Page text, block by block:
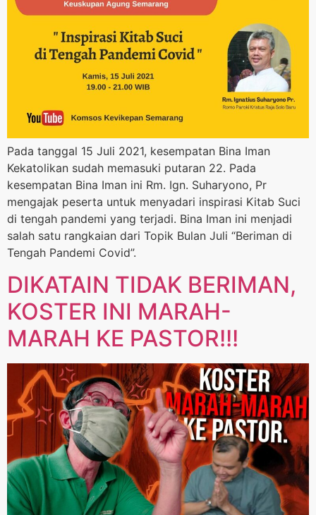
Pada tanggal 15 Juli 2021, kesempatan Bina Iman
Kekatolikan sudah memasuki putaran 22. Pada
kesempatan Bina Iman ini Rm. Ign. Suharyono, Pr
mengajak peserta untuk menyadari inspirasi Kitab Suci
di tengah pandemi yang terjadi. Bina Iman ini menjadi
salah satu rangkaian dari Topik Bulan Juli “Beriman di
Tengah Pandemi Covid”.
DIKATAIN TIDAK BERIMAN,
KOSTER INI MARAH-
MARAH KE PASTOR!!!